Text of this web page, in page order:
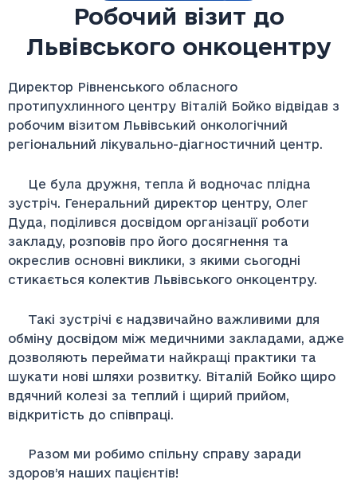
Робочий візит до
Львівського онкоцентру
Директор Рівненського обласного
протипухлинного центру Віталій Бойко відвідав з
робочим візитом Львівський онкологічний
регіональний лікувально-діагностичний центр.
Це була дружня, тепла й водночас плідна
зустріч. Генеральний директор центру, Олег
Дуда, поділився досвідом організації роботи
закладу, розповів про його досягнення та
окреслив основні виклики, з якими сьогодні
стикається колектив Львівського онкоцентру.
Такі зустрічі є надзвичайно важливими для
обміну досвідом між медичними закладами, адже
дозволяють переймати найкращі практики та
шукати нові шляхи розвитку. Віталій Бойко щиро
вдячний колезі за теплий і щирий прийом,
відкритість до співпраці.
Разом ми робимо спільну справу заради
здоров’я наших пацієнтів!